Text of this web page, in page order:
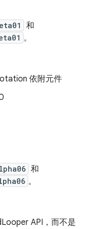
和
。
依附元件
和
。
API，而不是